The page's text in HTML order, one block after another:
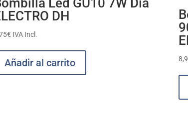
Led GU10 7W Día
DH
€ IVA Incl.
Añadir al carrito